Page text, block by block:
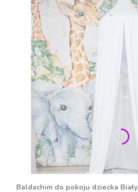
Baldachim do pokoju dziecka Biały